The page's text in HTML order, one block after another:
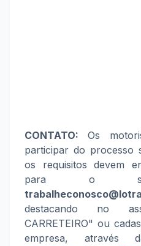
CONTATO: Os
participar do processo
os requisitos devem
para o
destacando no
CARRETEIRO" ou
empresa,